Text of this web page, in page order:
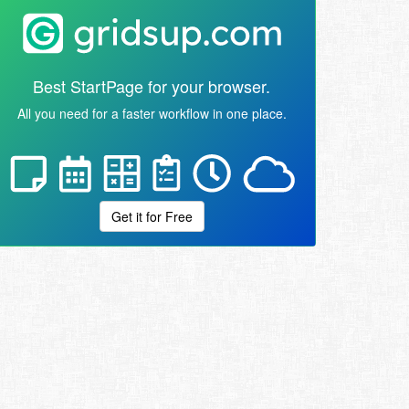
Best StartPage for your browser.
All you need for a faster workflow in one place.
Get it for Free